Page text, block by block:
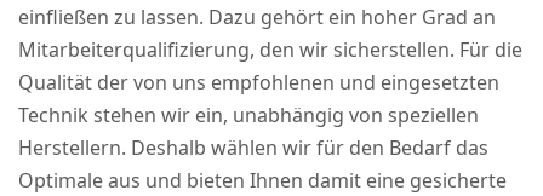
einfließen zu lassen. Dazu gehört ein hoher Grad an
Mitarbeiterqualifizierung, den wir sicherstellen. Für die
Qualität der von uns empfohlenen und eingesetzten
Technik stehen wir ein, unabhängig von speziellen
Herstellern. Deshalb wählen wir für den Bedarf das
Optimale aus und bieten Ihnen damit eine gesicherte